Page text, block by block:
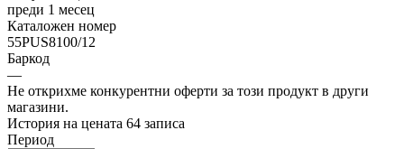
преди 1 месец
Каталожен номер
55PUS8100/12
Баркод
—
Не открихме конкурентни оферти за този продукт в други
магазини.
История на цената 64 записа
Период